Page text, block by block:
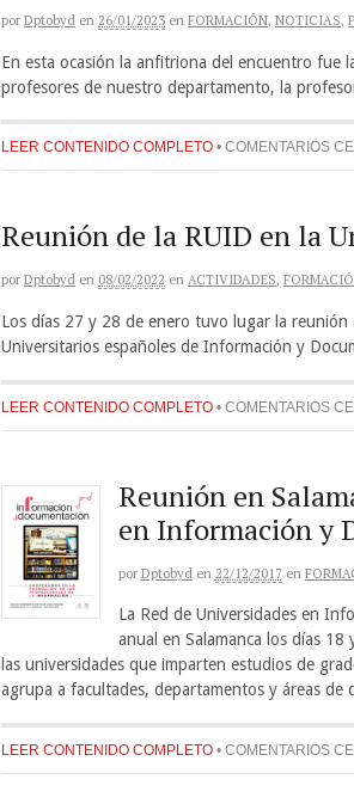
por Dptobyd en 26/01/2023 en FORMACIÓN, NOTICIAS,
En esta ocasión la anfitriona del encuentro fue
profesores de nuestro departamento, la
LEER CONTENIDO COMPLETO • COMENTARIOS
Reunión de la RUID en la
por Dptobyd en 08/02/2022 en ACTIVIDADES,
Los días 27 y 28 de enero tuvo lugar la
Universitarios españoles de Información y
LEER CONTENIDO COMPLETO • COMENTARIOS
Reunión en
en Información y
por Dptobyd en 22/12/2017 en
La Red de Universidades en
anual en Salamanca los días
las universidades que imparten estudios de
agrupa a facultades, departamentos y áreas
LEER CONTENIDO COMPLETO • COMENTARIOS